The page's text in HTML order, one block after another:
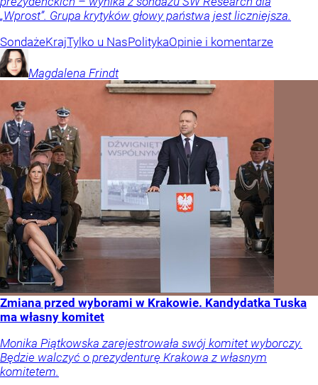
„Wprost”. Grupa krytyków głowy państwa jest liczniejsza.
SondażeKrajTylko u NasPolitykaOpinie i komentarze
Magdalena Frindt
Zmiana przed wyborami w Krakowie. Kandydatka Tuska
ma własny komitet
Monika Piątkowska zarejestrowała swój komitet wyborczy.
Będzie walczyć o prezydenturę Krakowa z własnym
komitetem.